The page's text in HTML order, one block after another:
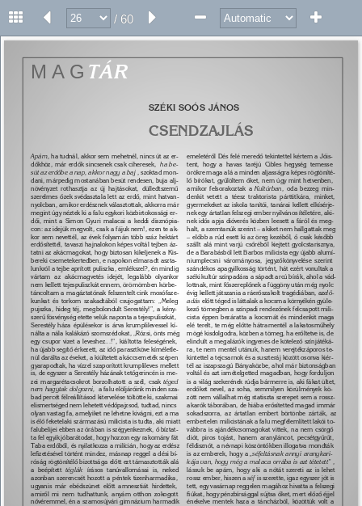
/ 60
MAG TÁR
SZÉKI SOÓS JÁNOS
CSENDZAJLÁS
Apám, ha tudnál, akkor sem mehetnél, nincs út az er-
dõkhöz, már erdõk sincsenek csak ciheresek,
ha be-
süt az erdõbe a nap, akkor nagy a baj , szoktad mon-
dani, márpedig mostanában besüt rendesen, buja alj-
növényzet rothasztja az új hajtásokat, dülledtszemû
szerelmes õzek svédasztala lett az erdõ, mint hatvan-
nyolcban, amikor erdésznek választottak, akkorra már
megint úgy néztek ki a falu egykori közbirtokossági er-
dõi, mint a Simon Gyuri malacai a keddi disznópia-
con: az idejük megvolt, csak a fájuk nem!, ezen te ak-
kor sem nevettél, az évek folyamán több száz hektárt
erdõsítettél, tavaszi hajnalokon képes voltál tejben áz-
tatni az akácmagokat, hogy biztosan kikeljenek a Kis-
bereki csemetekertedben, e napokon elmaradt aszta-
lunkról a tejbe aprított puliszka, emlékszel?, én mindig
vártam az akácmagvetés idejét, legalább olyankor
nem kellett tejespuliszkát ennem, örömömben körbe-
táncoltam a magáztatónak felszentelt cink mosófaze-
kunkat és torkom szakadtából csujogattam: „Meleg
pujszka, hideg téj, megbolondult Serestély!”, a kény-
szerû fösvénység etette velük naponta a tejespuliszkát,
Serestély háza épülésekor is árva krumplilevessel kí-
nálta a nála kalákázó szomszédokat, „Rózsi, önts még
egy csupor vizet a leveshez...!”, kiáltotta feleségének,
ha újabb segítõ érkezett, az idõ parasztköve kíméletle-
nül darálta az éveket, a kiültetett akáccsemeték szépen
gyarapodtak, ha vízzel szaporított krumplileves mellett
is, de egyszer a Serestély házának tetõgerincén is me-
zei margarétacsokrot borzolhatott a szél, csak téged
nem hagytak dolgozni,
a falu elöljáróink minden sza-
bad percét félreállításod kitervelése töltötte ki, szakmai
elismertséged nem lehetett védõpajzsod, tudtad, nincs
olyan vastag fa, amelyiket ne lehetne kivágni, ezt a ma
is élõ feketelaki származású milicista is tudta, aki miatt
falubelijei ebben az órában is szégyenkeznek, õ bíztat-
ta fel egyik jóbarátodat, hogy hozzon egy rakomány fát
Taba erdõbõl, és nyilatkozza a milícián, hogy az erdész
leﬁzetésével történt mindez, másnap reggel a dési bí-
róság rögtönítélõ bizottsága elõtt ezt támasztották alá
a beépített téglák
írásos tanúvallomásai is, neked
azonban szerencsét hozott a péntek tizenharmadika,
ugyanis már ebédszünet elõtt amnesztiát hirdettek,
amirõl mi nem tudhattunk, anyám otthon zokogott
nõvéremmel, én a szamosújvári gimnázium harmadik
emeletérõl Dés felé meredõ tekintettel kértem a Jóis-
tent, hogy a havas taréjú Cibles hegység temesse
örökre maga alá a minden aljasságra képes rögtöníté-
lõ bírókat, gyûlöltem õket, nem úgy mint hetvenben,
amikor felsorakoztak a Kultúrban
, oda bezzeg min-
denkit vetett a téesz traktorista párttitkára, minket,
gyermekeket az iskola tanítói, tanárai kellett elkísérje-
nek egy ártatlan felszegi ember nyilvános ítéletére, aki-
nek idõs apja dióverés közben leesett a fáról és meg-
halt, a szemtanúk szerint – akiket nem hallgattak meg
– elõbb a rúd esett ki az öreg kezébõl, õ csak késõbb
szállt alá mint varjú csõrébõl kiejtett gyolcstarisznya,
de a Barabásból lett Barbos milicista egy újabb alumí-
niumplecsni várományosa, jegyzõkönyvelése szerint
szándékos apagyilkosság történt, hát ezért vonultak a
széki kultúr színpadára a sápadt arcú bírák, ahol a vád-
lottnak, mint fõszereplõnek a függöny után még nyolc
évig kellett játszania a ráerõszakolt tragédiában, az elõ-
adás elõtt téged is láttalak a kocsma környékén gyüle-
kezõ tömegben a színpadi rendezõnek felcsapott mili-
cista éppen bezáratta a kocsmát és mindenkit maga
elé terelt, te még elõtte hátramentél a lakatosmûhely
mögé kisdolgodra, közben a tömeg, ha erõltetve is, de
elindult a megalázók ingyenes de kötelezõ színjátéká-
ra, te nem mentél utánuk, hanem verejtékzáporos te-
kintettel a tejcsarnok és a suszteráj között osonva kiér-
tél az iszapszagú Bányaközbe, ahol már biztonságban
voltál és azt ismételgetted magadban, hogy forduljon
is a világ szekerének rúdja bármerre is, aki fákat ültet,
erdõket nevel, az soha, semmilyen körülmények kö-
zött nem vállalhat még statiszta szerepet sem a rossz-
akarók táborában, de hiába erõsítetted magad immár
sokadszorra, az ártatlan embert börtönbe zárták, az
embertelen milicistának a falu megfélemlített lakói to-
vábbra is ajándékcsomagokat vittek, na nem csörgõ
diót, piros tojást, hanem aranyláncot, pecsétgyûrût,
féldisznót, a névnapi köszöntõkben illogatva mondták
is az emberek, hogy a
„séfeltásnak annyi aranykari-
kája van, hogy még a malaca orrába is azt tétetett”
lássuk be apám, hogy aki a nótát szereti az is lehet
rossz ember, hiszen a séf is szerette, igaz egyszer jót is
tett, egy vasárnap reggelen magához hivatta a felszegi
ﬁúkat, hogy pénzbírsággal sújtsa õket, mert elõzõ éjjel
énekelve mentek haza a táncházból, közöttük volt a